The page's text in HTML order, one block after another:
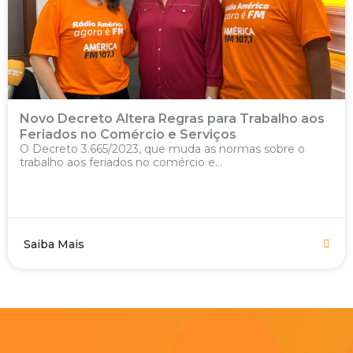
Novo Decreto Altera Regras para Trabalho aos
Feriados no Comércio e Serviços
O Decreto 3.665/2023, que muda as normas sobre o
trabalho aos feriados no comércio e...
Saiba Mais